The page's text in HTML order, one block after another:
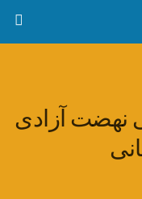
نهضت آزادی